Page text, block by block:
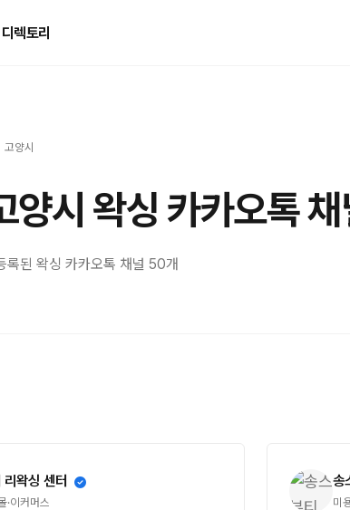
렉토리
고양시
양시 왁싱 카카오톡
록된 왁싱 카카오톡 채널 50개
리왁싱 센터
·이커머스
송
미